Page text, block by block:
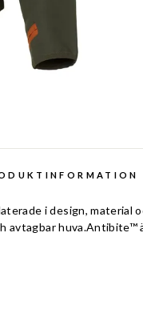
i design, material
avtagbar